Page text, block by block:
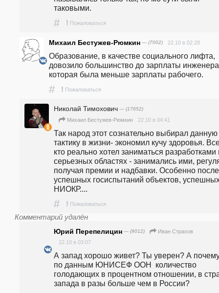
таковыми.
# ! Пожаловаться
Михаил Бестужев-Рюмкин — (7002) 22.10 в 02:28
Образование, в качестве социального лифта,
довозило большинство до зарплаты
которая была меньше зарплаты рабочего.
# ! Пожаловаться
Николай Тимохович — (17652)
Михаил Бестужев-Рюмкин 22.10 в 04:41
Так народ этот сознательно выбирал данную
тактику в жизни- экономил кучу здоровья.
кто реально хотел заниматься разработками
серьезных областях - занимались ими,
получая премии и надбавки. Особенно после
успешных госиспытаний объектов,
НИОКР....
# ! Пожаловаться
Комментарий удалён
Юрий Перепелицин — (9012)
Иван Страхов
22.10 в 03:07
А запад хорошо живет? Ты уверен? А
по данным ЮНИСЕФ ООН  количество
голодающих в процентном отношении, в
запада в разы больше чем в России?